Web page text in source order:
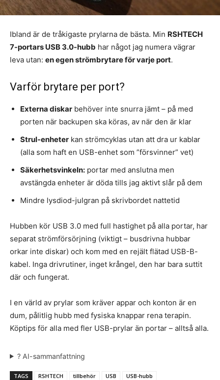
Ibland är de tråkigaste prylarna de bästa. Min RSHTECH
7-portars USB 3.0-hubb har något jag numera vägrar
leva utan: en egen strömbrytare för varje port.
Varför brytare per port?
Externa diskar behöver inte snurra jämt – på med
porten när backupen ska köras, av när den är klar
Strul-enheter kan strömcyklas utan att dra ur kablar
(alla som haft en USB-enhet som ”försvinner” vet)
Säkerhetsvinkeln: portar med anslutna men
avstängda enheter är döda tills jag aktivt slår på dem
Mindre lysdiod-julgran på skrivbordet nattetid
Hubben kör USB 3.0 med full hastighet på alla portar, har
separat strömförsörjning (viktigt – busdrivna hubbar
orkar inte diskar) och kom med en rejält flätad USB-B-
kabel. Inga drivrutiner, inget krångel, den har bara suttit
där och fungerat.
I en värld av prylar som kräver appar och konton är en
dum, pålitlig hubb med fysiska knappar rena terapin.
Köptips för alla med fler USB-prylar än portar – alltså alla.
? AI-sammanfattning
TAGS RSHTECH tillbehör USB USB-hubb